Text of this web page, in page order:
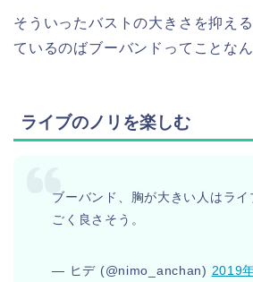
そういったバストの大きさを抑え
ているのばブーバンドってことなん
ライブのノリを楽しむ
ブーバンド、胸が大きい人はライ
ごく良さそう。
— ヒデ (@nimo_anchan) 2019